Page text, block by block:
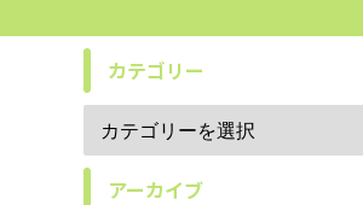
カテゴリー
アーカイブ